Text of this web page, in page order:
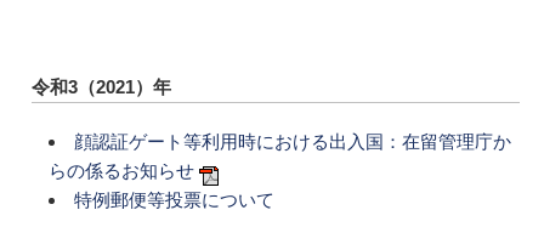
令和3（2021）年
顔認証ゲート等利用時における出入国：在留管理庁か
らの係るお知らせ
特例郵便等投票について